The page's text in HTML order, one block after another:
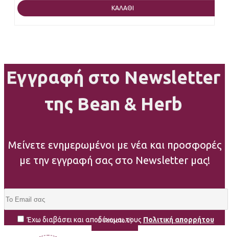
ΚΑΛΆΘΙ
Εγγραφή στο Newsletter
της Bean & Herb
Μείνετε ενημερωμένοι με νέα και προσφορές
με την εγγραφή σας στο Newsletter μας!
Αποστολή
Έχω διαβάσει και αποδέχομαι τους Πολιτική απορρήτου